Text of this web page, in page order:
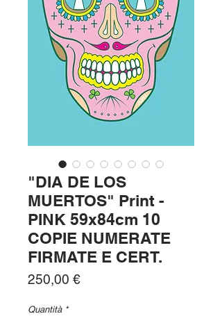
"DIA DE LOS
MUERTOS" Print -
PINK 59x84cm 10
COPIE NUMERATE
FIRMATE E CERT.
250,00 €Prezzo
Quantità *